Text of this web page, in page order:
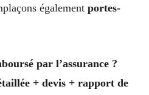
également portes-
par l’assurance ?
+ devis + rapport de